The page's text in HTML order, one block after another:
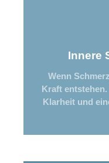
Innere
Wenn
Kraft
Klarheit und